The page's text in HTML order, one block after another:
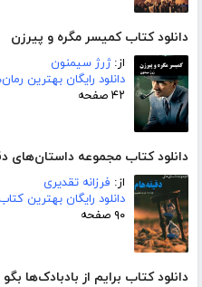
دانلود کتاب کمیسر مگره و پیرزن
از:ژرژ سیمنون
دانلود رایگان بهترین
۴۲ صفحه
دانلود کتاب مجموعه داستان‌های
از: فرزانه تقدیری
دانلود رایگان بهترین
۹۰ صفحه
دانلود کتاب برایم از بادبادک‌ها بگو